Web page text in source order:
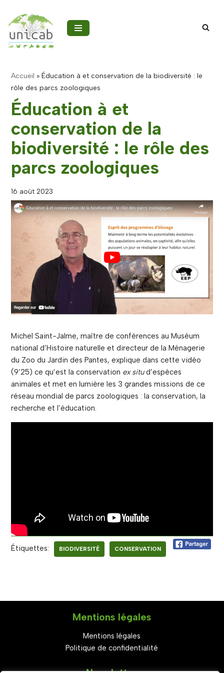
Aller
au
contenu
Accueil » Éducation à et conservation de la biodiversité : le
rôle des parcs zoologiques
Éducation à et
conservation de la
biodiversité : le rôle des
parcs zoologiques
16 août 2023
Michel Saint-Jalme, maître de conférences au Muséum
national d’Histoire naturelle et directeur de la Ménagerie
du Zoo du Jardin des Pantes, explique dans cette vidéo
(9’25) ce qu’est la conservation ex situd’espèces
animales et met en lumière les 3 grandes missions de ce
réseau mondial de parcs zoologiques : la conservation, la
recherche et l’éducation.
Étiquettes: BIODIVERSITÉ CONSERVATION
Mentions légales
Mentions légales
Politique de confidentialité